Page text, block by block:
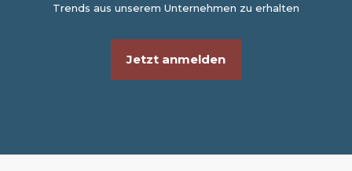
Trends aus unserem Unternehmen zu erhalten
Jetzt anmelden